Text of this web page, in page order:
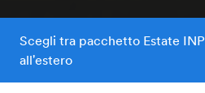
Scegli tra pacchetto Estate
all'estero